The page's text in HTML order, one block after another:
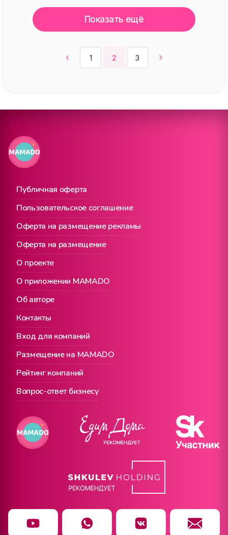
1 2 3
Показать ещё
Публичная оферта
О проекте
Вход для компаний
Пользовательское соглашение
О приложении MAMADO
Размещение на MAMADO
Оферта на размещение рекламы
Об авторе
Рейтинг компаний
Оферта на размещение
Контакты
Вопрос-ответ бизнесу